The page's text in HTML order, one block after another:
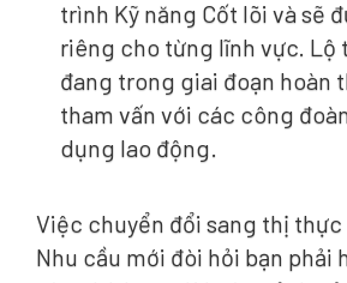
trình Kỹ năng Cốt lõi và sẽ
riêng cho từng lĩnh vực. Lộ
đang trong giai đoạn hoàn
tham vấn với các công
dụng lao động.
Việc chuyển đổi sang thị
Nhu cầu mới đòi hỏi bạn phải